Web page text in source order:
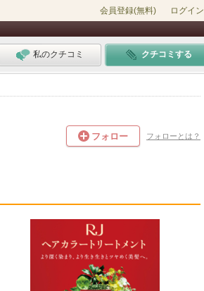
会員登録(無料) ログイン
私のクチコミ クチコミする
フォロー フォローとは？